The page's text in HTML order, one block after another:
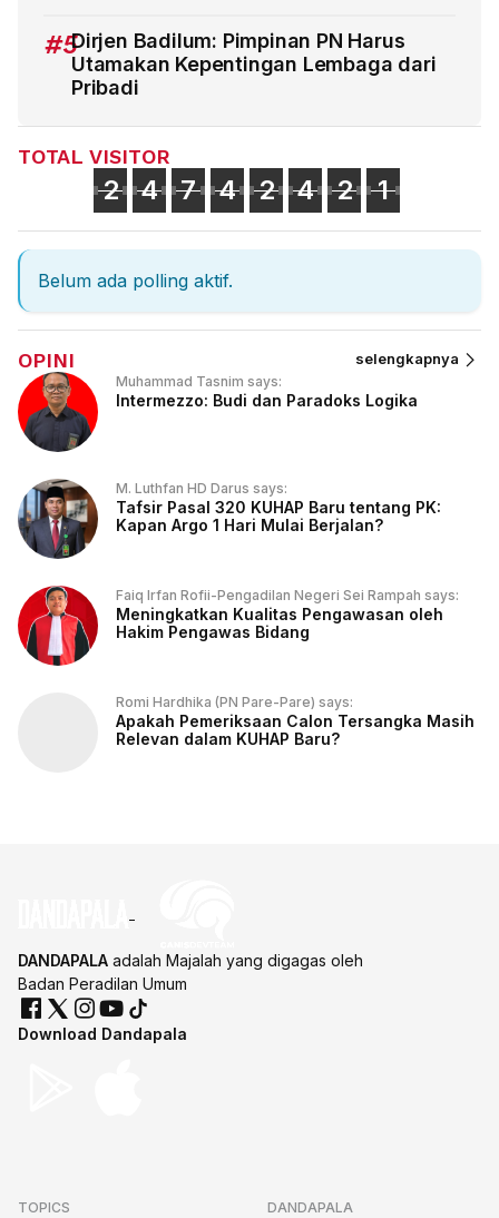
#5Dirjen Badilum: Pimpinan PN Harus
Utamakan Kepentingan Lembaga dari
Pribadi
TOTAL VISITOR
2 4 7 4 2 4 2 1
Belum ada polling aktif.
OPINI selengkapnya
Muhammad Tasnim says:
Intermezzo: Budi dan Paradoks Logika
M. Luthfan HD Darus says:
Tafsir Pasal 320 KUHAP Baru tentang PK:
Kapan Argo 1 Hari Mulai Berjalan?
Faiq Irfan Rofii-Pengadilan Negeri Sei Rampah says:
Meningkatkan Kualitas Pengawasan oleh
Hakim Pengawas Bidang
Romi Hardhika (PN Pare-Pare) says:
Apakah Pemeriksaan Calon Tersangka Masih
Relevan dalam KUHAP Baru?
DANDAPALA adalah Majalah yang digagas oleh
Badan Peradilan Umum
Download Dandapala
TOPICS DANDAPALA